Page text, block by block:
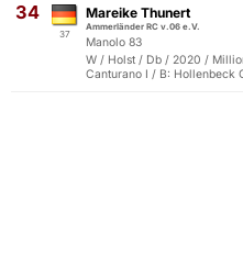
34
37
Mareike Thunert
Ammerländer RC v.06 e.V.
Manolo 83
W / Holst / Db / 2020 /
Canturano I / B: Hollenbeck